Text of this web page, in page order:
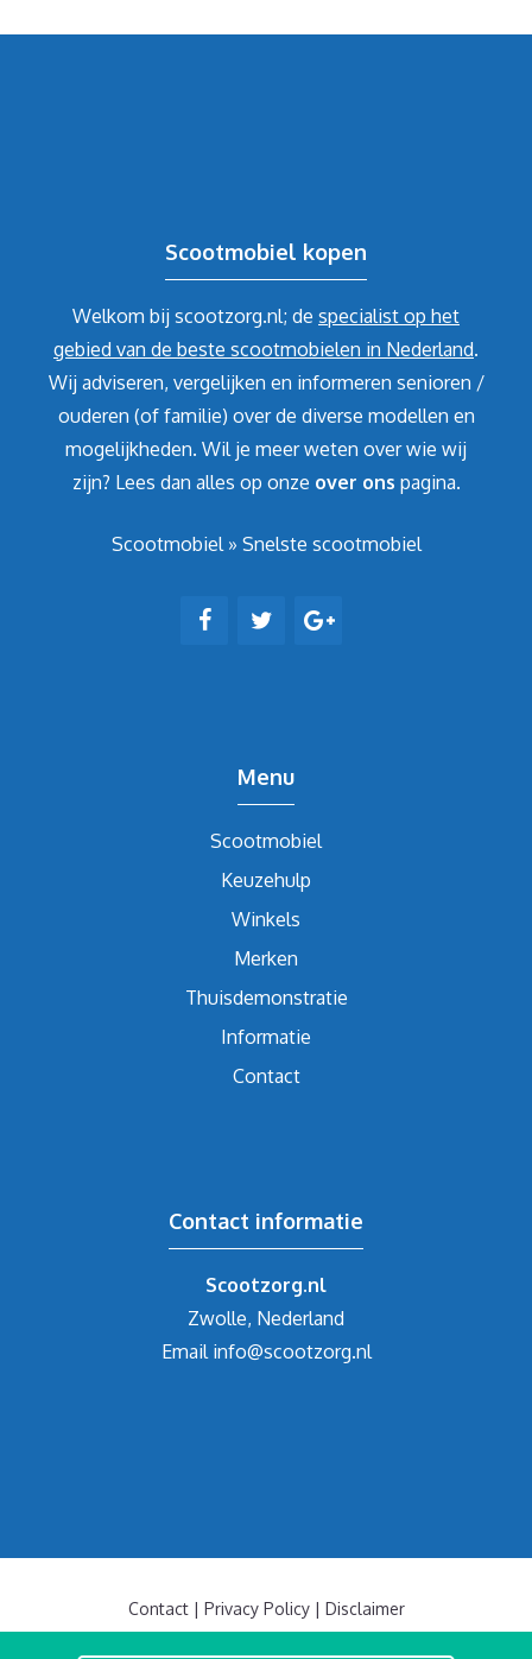
Scootmobiel kopen
Welkom bij scootzorg.nl; de specialist op het
gebied van de beste scootmobielen in Nederland.
Wij adviseren, vergelijken en informeren senioren /
ouderen (of familie) over de diverse modellen en
mogelijkheden. Wil je meer weten over wie wij
zijn? Lees dan alles op onze over ons pagina.
Scootmobiel» Snelste scootmobiel
Menu
Scootmobiel
Keuzehulp
Winkels
Merken
Thuisdemonstratie
Informatie
Contact
Contact informatie
Scootzorg.nl
Zwolle, Nederland
Email info@scootzorg.nl
Contact| Privacy Policy| Disclaimer